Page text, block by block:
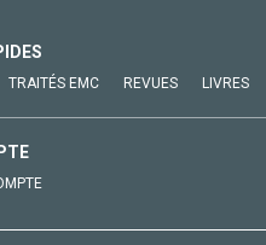
TRAITÉS EMC REVUES LIVRES